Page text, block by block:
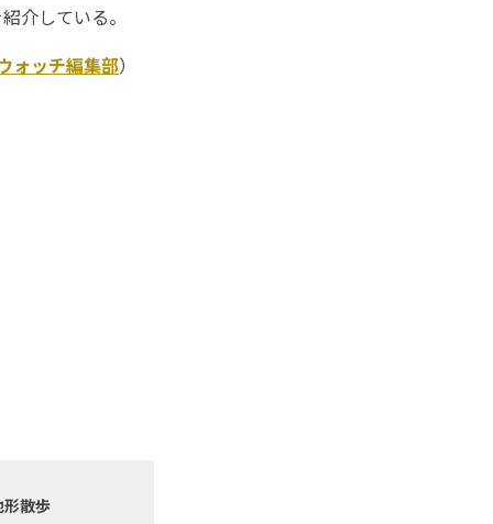
介している。
ォッチ編集部）
形散歩